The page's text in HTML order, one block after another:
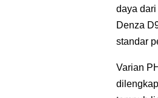
daya
Denza
standar
Varian